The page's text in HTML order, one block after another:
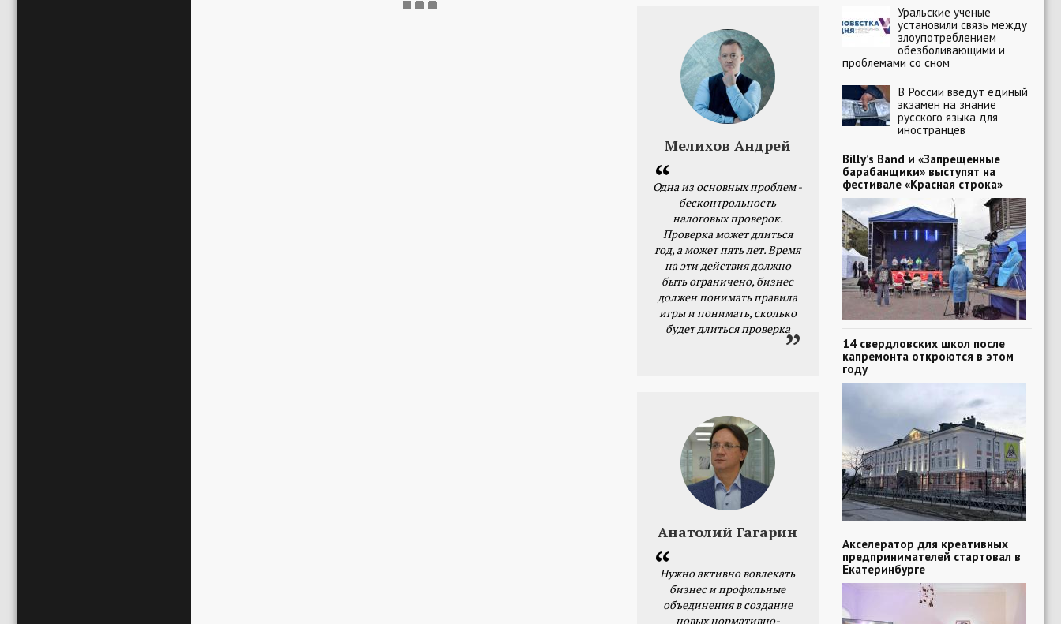
Мелихов Андрей
Одна из основных проблем -
бесконтрольность
налоговых проверок.
Проверка может длиться
год, а может пять лет. Время
на эти действия должно
быть ограничено, бизнес
должен понимать правила
игры и понимать, сколько
будет длиться проверка
Анатолий Гагарин
Нужно активно вовлекать
бизнес и профильные
объединения в создание
новых нормативно-
Уральские ученые
установили связь между
злоупотреблением
обезболивающими и
проблемами со сном
В России введут единый
экзамен на знание
русского языка для
иностранцев
Billy’s Band и «Запрещенные
барабанщики» выступят на
фестивале «Красная строка»
14 свердловских школ после
капремонта откроются в этом
году
Акселератор для креативных
предпринимателей стартовал в
Екатеринбурге